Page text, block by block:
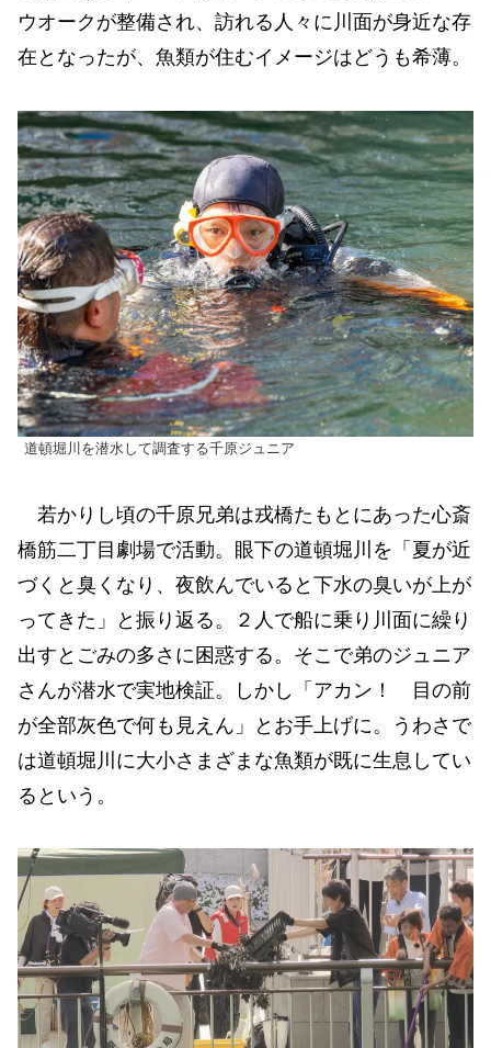
ウオークが整備され、訪れる人々に川面が身近な存
在となったが、魚類が住むイメージはどうも希薄。
道頓堀川を潜水して調査する千原ジュニア
若かりし頃の千原兄弟は戎橋たもとにあった心斎
橋筋二丁目劇場で活動。眼下の道頓堀川を「夏が近
づくと臭くなり、夜飲んでいると下水の臭いが上が
ってきた」と振り返る。２人で船に乗り川面に繰り
出すとごみの多さに困惑する。そこで弟のジュニア
さんが潜水で実地検証。しかし「アカン！ 目の前
が全部灰色で何も見えん」とお手上げに。うわさで
は道頓堀川に大小さまざまな魚類が既に生息してい
るという。